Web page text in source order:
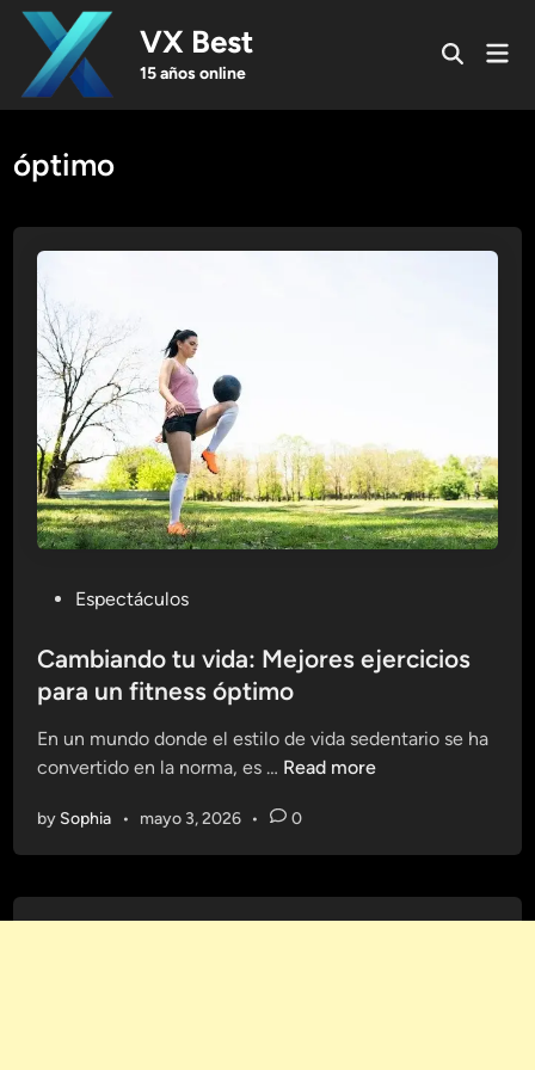
Skip
content
VX Best
15 años online
Open
óptimo
s
t
e
d
i
Espectáculos
Cambiando tu vida: Mejores ejercicios
para un fitness óptimo
En un mundo donde el estilo de vida sedentario se ha
convertido en la norma, es … C
m
b
Read more
by Sophia • mayo 3, 2026 • 0